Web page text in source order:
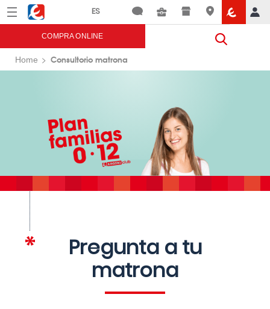
Menú Eroski
COMPRA ONLINE
Home Consultorio matrona
Pregunta a tu
matrona